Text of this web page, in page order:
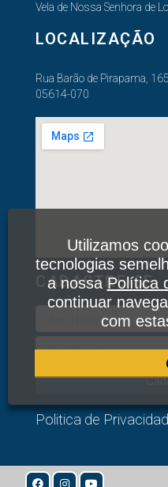
Vela de Nossa Senhora de
LOCALIZAÇÃO
Rua Barão de Pirapama,
05614-070
CADASTRE-SE
Politica de
© 2020 Todos os Direitos
Utilizamos
tecnologias
a nossaPolítica
continuar
com